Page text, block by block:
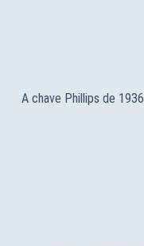
A chave Phillips de 1936